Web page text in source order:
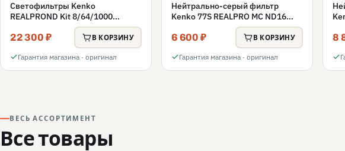
Светофильтры Kenko
REALPROND Kit 8/64/1000
22 300 ₽ В КОРЗИНУ
Гарантия магазина · оригинал
Нейтрально-серый фильтр
Kenko 77S REALPRO MC ND16
6 600 ₽ В КОРЗИНУ
Гарантия магазина · оригинал
8
ВЕСЬ АССОРТИМЕНТ
Все товары